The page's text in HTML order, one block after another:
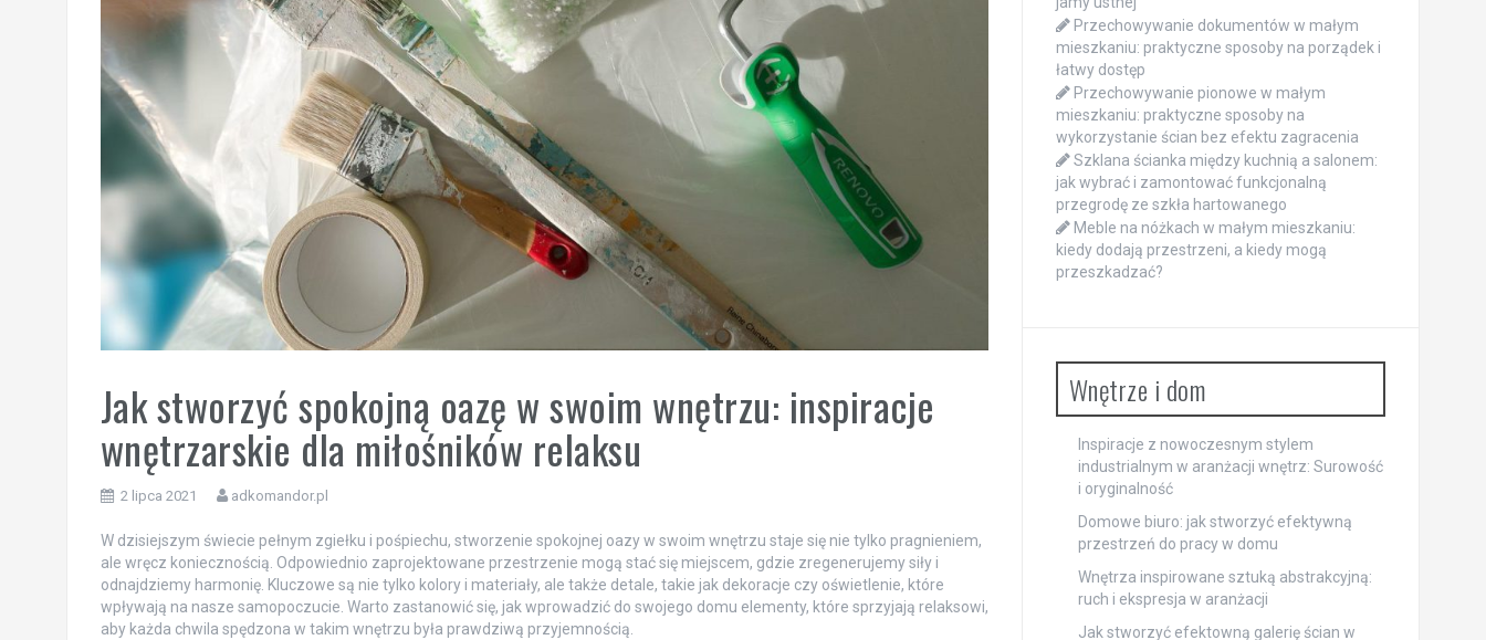
Jak stworzyć spokojną oazę w swoim wnętrzu: inspiracje
wnętrzarskie dla miłośników relaksu
2 lipca 2021 adkomandor.pl
W dzisiejszym świecie pełnym zgiełku i pośpiechu, stworzenie spokojnej oazy w swoim wnętrzu staje się nie tylko pragnieniem,
ale wręcz koniecznością. Odpowiednio zaprojektowane przestrzenie mogą stać się miejscem, gdzie zregenerujemy siły i
odnajdziemy harmonię. Kluczowe są nie tylko kolory i materiały, ale także detale, takie jak dekoracje czy oświetlenie, które
wpływają na nasze samopoczucie. Warto zastanowić się, jak wprowadzić do swojego domu elementy, które sprzyjają relaksowi,
aby każda chwila spędzona w takim wnętrzu była prawdziwą przyjemnością.
Przechowywanie dokumentów w małym
mieszkaniu: praktyczne sposoby na porządek i
łatwy dostęp
Przechowywanie pionowe w małym
mieszkaniu: praktyczne sposoby na
wykorzystanie ścian bez efektu zagracenia
Szklana ścianka między kuchnią a salonem:
jak wybrać i zamontować funkcjonalną
przegrodę ze szkła hartowanego
Meble na nóżkach w małym mieszkaniu:
kiedy dodają przestrzeni, a kiedy mogą
przeszkadzać?
Wnętrze i dom
Inspiracje z nowoczesnym stylem
industrialnym w aranżacji wnętrz: Surowość
i oryginalność
Domowe biuro: jak stworzyć efektywną
przestrzeń do pracy w domu
Wnętrza inspirowane sztuką abstrakcyjną:
ruch i ekspresja w aranżacji
Jak stworzyć efektowną galerię ścian w